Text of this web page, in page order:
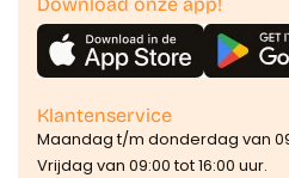
Klantenservice
Maandag t/m donderdag van
Vrijdag van 09:00 tot 16:00 uur.